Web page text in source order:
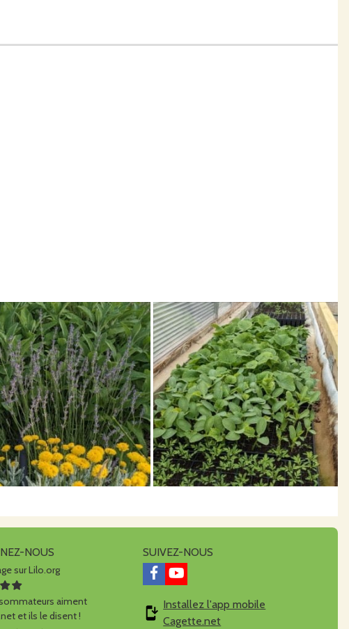
NOUS
sur Lilo.org
aiment
et ils le disent !
SUIVEZ-NOUS
Installez l'app mobile
Cagette.net